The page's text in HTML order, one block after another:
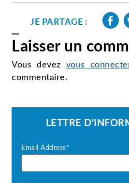
JE PARTAGE :
Laisser un
Vous devez vous
commentaire.
LETTRE
Email Address*